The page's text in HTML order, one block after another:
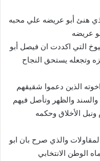
هنئ أبو عريضه علي محبه
عريضه
التي اكددت ان فيصل أبو
وتجعله يستحق النجاح
الذين دعموا شقيقهم
والظهر وتأصل فيهم
ونبل الأخلاق وحكمه
والذي صرح بان ابو
الوطن الانتخابي